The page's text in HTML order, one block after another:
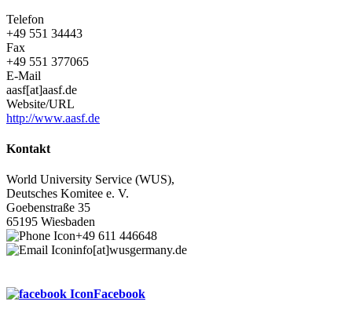
Telefon
+49 551 34443
Fax
+49 551 377065
E-Mail
aasf[at]aasf.de
Website/URL
http://www.aasf.de
Kontakt
World University Service (WUS),
Deutsches Komitee e. V.
Goebenstraße 35
65195 Wiesbaden
+49 611 446648
info[at]wusgermany.de
Facebook